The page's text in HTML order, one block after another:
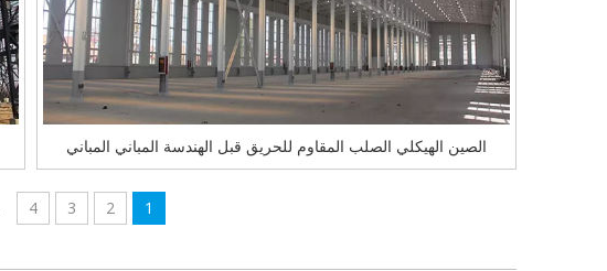
الصين الهيكلي الصلب المقاوم للحريق قبل الهندسة المباني المباني
1
2
3
4